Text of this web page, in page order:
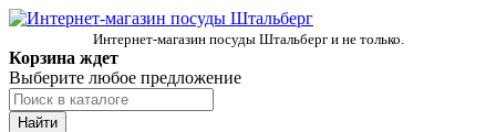
Интернет-магазин посуды Штальберг и не только.
Корзина ждет
Выберите любое предложение
Найти